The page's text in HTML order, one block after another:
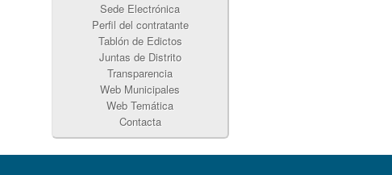
Sede Electrónica
Perfil del contratante
Tablón de Edictos
Juntas de Distrito
Transparencia
Web Municipales
Web Temática
Contacta